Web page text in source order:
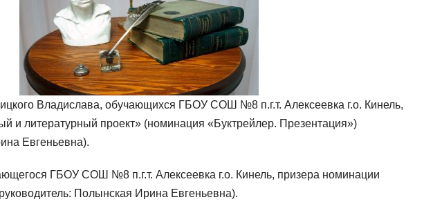
Владислава, обучающихся ГБОУ СОШ №8 п.г.т. Алексеевка г.о. Кинель,
и литературный проект» (номинация «Буктрейлер. Презентация»)
Евгеньевна).
ГБОУ СОШ №8 п.г.т. Алексеевка г.о. Кинель, призера номинации
Полынская Ирина Евгеньевна).